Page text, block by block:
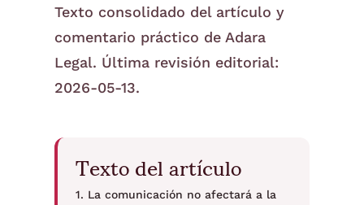
Texto consolidado del artículo y
comentario práctico de Adara
Legal. Última revisión editorial:
2026-05-13.
Texto del artículo
1. La comunicación no afectará a la